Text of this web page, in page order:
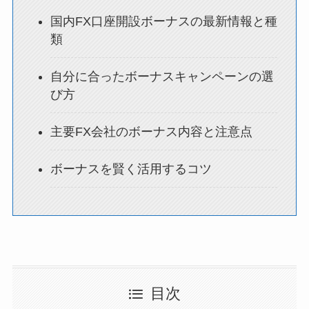
国内FX口座開設ボーナスの最新情報と種
類
自分に合ったボーナスキャンペーンの選
び方
主要FX会社のボーナス内容と注意点
ボーナスを賢く活用するコツ
目次